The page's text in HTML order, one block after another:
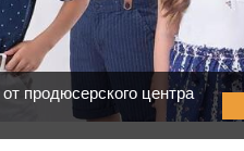
продюсерского центра